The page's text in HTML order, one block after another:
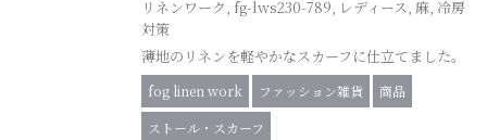
リネンワーク, fg-lws230-789, レディース, 麻, 冷房
対策
薄地のリネンを軽やかなスカーフに仕立てました。
fog linen work ファッション雑貨
商品
ストール・スカーフ